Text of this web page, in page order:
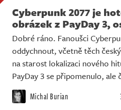
Cyberpunk 2077 je
obrázek z PayDay 3,
Dobré ráno. Fanoušci
oddychnout, včetně těch
na starost lokalizaci nového
PayDay 3 se připomenulo, ale
Michal Burian